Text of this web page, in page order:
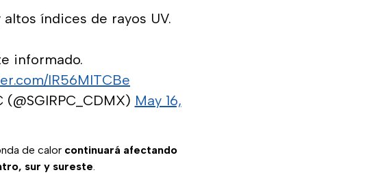
índices de rayos UV.
informado.
lR56MlTCBe
May 16,
de calor continuará afectando
sur y sureste.